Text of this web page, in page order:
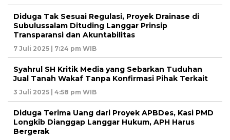
Diduga Tak Sesuai Regulasi, Proyek Drainase di
Subulussalam Dituding Langgar Prinsip
Transparansi dan Akuntabilitas
7 Juli 2025 | 7:24 pm WIB
Syahrul SH Kritik Media yang Sebarkan Tuduhan
Jual Tanah Wakaf Tanpa Konfirmasi Pihak Terkait
3 Juli 2025 | 4:58 pm WIB
Diduga Terima Uang dari Proyek APBDes, Kasi PMD
Longkib Dianggap Langgar Hukum, APH Harus
Bergerak